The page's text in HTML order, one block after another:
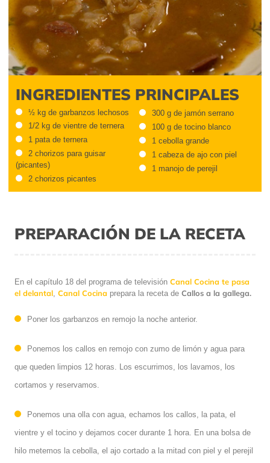
INGREDIENTES PRINCIPALES
½ kg de garbanzos lechosos
1/2 kg de vientre de ternera
1 pata de ternera
2 chorizos para guisar
(picantes)
2 chorizos picantes
300 g de jamón serrano
100 g de tocino blanco
1 cebolla grande
1 cabeza de ajo con piel
1 manojo de perejil
PREPARACIÓN DE LA RECETA
En el capítulo 18 del programa de televisión Canal Cocina te pasa
el delantal Canal Cocina prepara la receta de Callos a la gallega.
Poner los garbanzos en remojo la noche anterior.
Ponemos los callos en remojo con zumo de limón y agua para
que queden limpios 12 horas. Los escurrimos, los lavamos, los
cortamos y reservamos.
Ponemos una olla con agua, echamos los callos, la pata, el
vientre y el tocino y dejamos cocer durante 1 hora. En una bolsa de
hilo metemos la cebolla, el ajo cortado a la mitad con piel y el perejil